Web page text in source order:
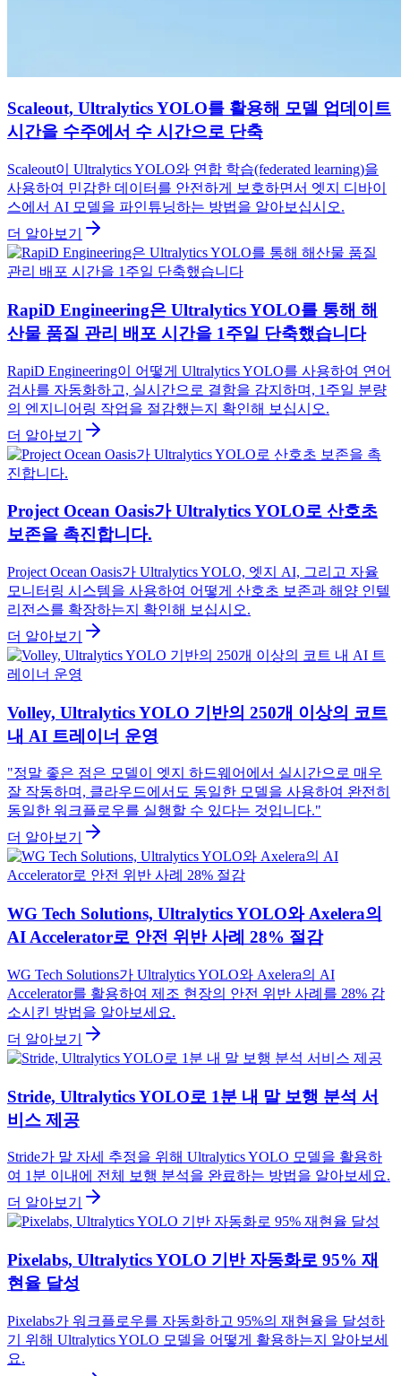
Scaleout, Ultralytics YOLO를 활용해 모델 업데이트
시간을 수주에서 수 시간으로 단축
Scaleout이 Ultralytics YOLO와 연합 학습(federated learning)을
사용하여 민감한 데이터를 안전하게 보호하면서 엣지 디바이
스에서 AI 모델을 파인튜닝하는 방법을 알아보십시오.
더 알아보기
RapiD Engineering은 Ultralytics YOLO를 통해 해
산물 품질 관리 배포 시간을 1주일 단축했습니다
RapiD Engineering이 어떻게 Ultralytics YOLO를 사용하여 연어
검사를 자동화하고, 실시간으로 결함을 감지하며, 1주일 분량
의 엔지니어링 작업을 절감했는지 확인해 보십시오.
더 알아보기
Project Ocean Oasis가 Ultralytics YOLO로 산호초
보존을 촉진합니다.
Project Ocean Oasis가 Ultralytics YOLO, 엣지 AI, 그리고 자율
모니터링 시스템을 사용하여 어떻게 산호초 보존과 해양 인텔
리전스를 확장하는지 확인해 보십시오.
더 알아보기
Volley, Ultralytics YOLO 기반의 250개 이상의 코트
내 AI 트레이너 운영
"정말 좋은 점은 모델이 엣지 하드웨어에서 실시간으로 매우
잘 작동하며, 클라우드에서도 동일한 모델을 사용하여 완전히
동일한 워크플로우를 실행할 수 있다는 것입니다."
더 알아보기
WG Tech Solutions, Ultralytics YOLO와 Axelera의
AI Accelerator로 안전 위반 사례 28% 절감
WG Tech Solutions가 Ultralytics YOLO와 Axelera의 AI
Accelerator를 활용하여 제조 현장의 안전 위반 사례를 28% 감
소시킨 방법을 알아보세요.
더 알아보기
Stride, Ultralytics YOLO로 1분 내 말 보행 분석 서
비스 제공
Stride가 말 자세 추정을 위해 Ultralytics YOLO 모델을 활용하
여 1분 이내에 전체 보행 분석을 완료하는 방법을 알아보세요.
더 알아보기
Pixelabs, Ultralytics YOLO 기반 자동화로 95% 재
현율 달성
Pixelabs가 워크플로우를 자동화하고 95%의 재현율을 달성하
기 위해 Ultralytics YOLO 모델을 어떻게 활용하는지 알아보세
요.